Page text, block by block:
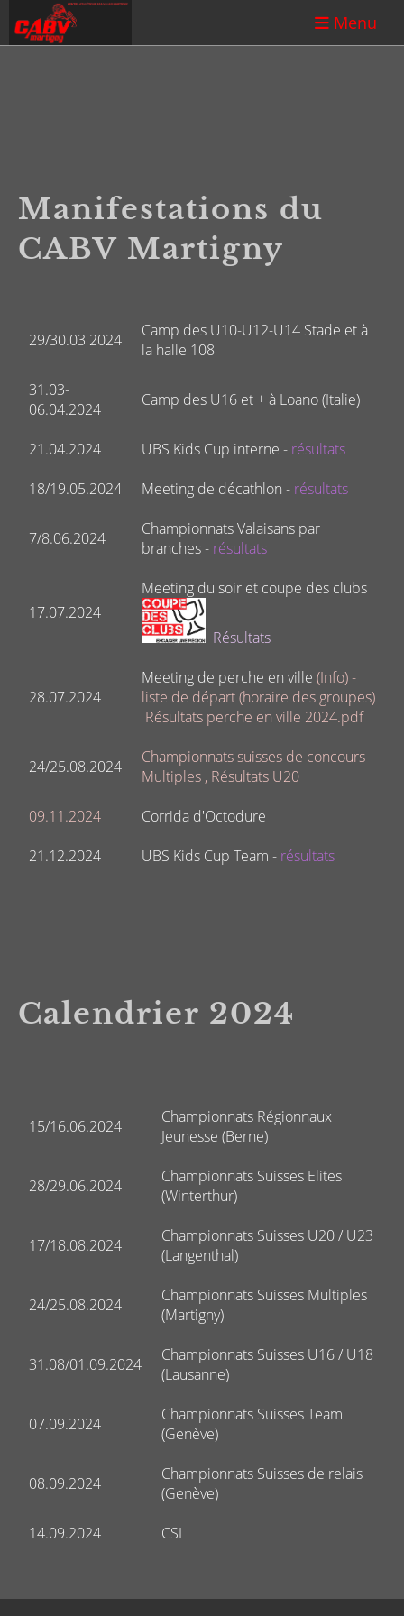
Menu
Manifestations du
CABV Martigny
29/30.03 2024
Camp des U10-U12-U14 Stade et à
la halle 108
31.03-
06.04.2024
Camp des U16 et + à Loano (Italie)
21.04.2024 UBS Kids Cup interne - résultats
18/19.05.2024
Meeting de décathlon - résultats
7/8.06.2024
Championnats Valaisans par
branches - résultats
17.07.2024
Meeting du soir et coupe des clubs
Résultats
28.07.2024
Meeting de perche en ville (Info) -
liste de départ (horaire des groupes)
Résultats perche en ville 2024.pdf
24/25.08.2024
Championnats suisses de concours
Multiples , Résultats U20
09.11.2024
Corrida d'Octodure
21.12.2024
UBS Kids Cup Team - résultats
Calendrier 2024
15/16.06.2024
Championnats Régionnaux
Jeunesse (Berne)
28/29.06.2024
Championnats Suisses Elites
(Winterthur)
17/18.08.2024
Championnats Suisses U20 / U23
(Langenthal)
24/25.08.2024
Championnats Suisses Multiples
(Martigny)
31.08/01.09.2024
Championnats Suisses U16 / U18
(Lausanne)
07.09.2024
Championnats Suisses Team
(Genève)
08.09.2024
Championnats Suisses de relais
(Genève)
14.09.2024
CSI